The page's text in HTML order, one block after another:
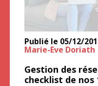
Publié le 05/12/
Marie-Eve Doriath
Gestion des
checklist de nos